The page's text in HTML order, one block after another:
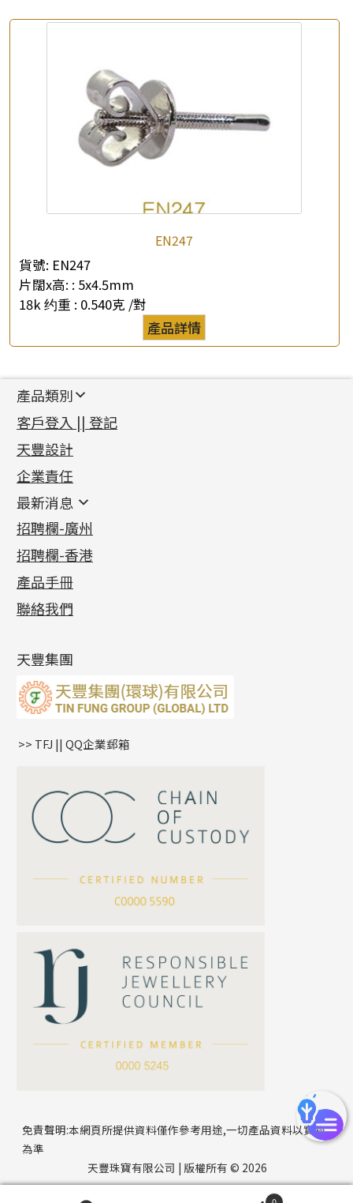
EN247
貨號: EN247
片闊x高: : 5x4.5mm
18k 约重 : 0.540克 /對
產品詳情
公司名稱
聯絡電話
產品類別
新產品
足金系列
足金配件
機織鏈系列
珠仔鏈
镶口链
管狀網鏈
十字車花鏈系列
十字閃O鏈系列
十字錘打鏈系列
側身車花鏈系列
側身鏈系列
雙十字鏈系列
水波鏈系列
蛇骨鏈系列
鏈尾系列
嘴唇鏈系列
S車花鏈系列
珍珠鏈系列
坦克鏈系列
滿天星鏈系列
方假繩鏈系列
首飾配件
耳環類配件
卷迫系列
螺絲迫系列
梅花迫系列
平臺迫系列
綫拍系列
美拍系列
耳環扣系列
耳綫/耳鈎系列
耳環爪頭
耳環
鏈類配件
動感車花吊墜
調節珠系列
生圈扣系列
龍蝦扣系列
鴨俐制系列
字母吊墜
相盒吊墜
項鏈吊墜
生肖吊墜
星座吊墜
珠扣
其他類配件
珠盤系列
袖口鈕系列
焊片及鐳射綫
空心車花管
珠類配件
無孔光身珠
空心光身珠
無孔批花珠
鑲口類
四爪頭系列
六爪頭系列
車花片
動感車花片
鑲口戒指
鑲口手鏈系列
首飾系列
手镯系列
戒指系列
空心耳環
空心车花管首饰链
空心手鐲系列
貴金屬原料
千足金
記憶金屬系列
記憶戒指
拉簧珠珠手鏈
記憶鈦手鐲
客戶登入 || 登記
天豐設計
企業責任
最新消息
最新消息
各項證書(2)
相片集(9)
展覽會資訊
最新產品資訊
招聘欄-廣州
招聘欄-香港
產品手冊
聯絡我們
天豐集團
>> TFJ || QQ企業郵箱
免責聲明:本網頁所提供資料僅作參考用途,一切產品資料以實物
為準
天豐珠寶有限公司 | 版權所有 © 2026